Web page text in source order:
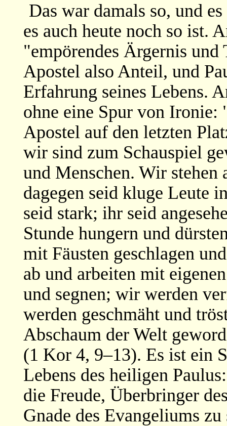
Das war damals so, und
es auch heute noch so ist.
"empörendes Ärgernis und
Apostel also Anteil, und
Erfahrung seines Lebens.
ohne eine Spur von
Apostel auf den letzten
wir sind zum Schauspiel
und Menschen. Wir
dagegen seid kluge Leute
seid stark; ihr seid
Stunde hungern und
mit Fäusten geschlagen
ab und arbeiten mit
und segnen; wir werden
werden geschmäht und
Abschaum der Welt
(1 Kor 4, 9–13). Es ist ein
Lebens des heiligen
die Freude, Überbringer
Gnade des Evangeliums zu